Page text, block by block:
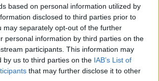
based on personal information utilized by
disclosed to third parties prior to
may separately opt-out of the further
personal information by third parties on the
participants. This information may
by us to third parties on the IAB’s List of
that may further disclose it to other
savo buvusią patarėją Agnę
didelės sumos – 51 tūkst.
esą siekiant užtikrinti jo
Taip pat teigiama, kad S.
priskirtas slapyvardis